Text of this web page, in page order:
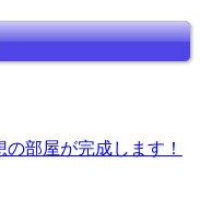
部屋が完成します！